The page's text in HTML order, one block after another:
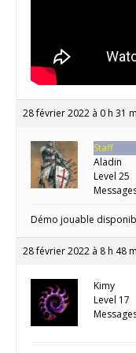
28 février 2022 à 0 h 31
Staff
Aladin
Level 25
Démo jouable
28 février 2022 à 8 h 48
Kimy
Level 17